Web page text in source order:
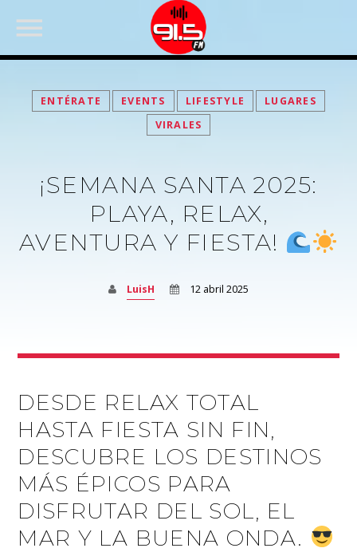
FACEBOOK
ENTÉRATE EVENTS LIFESTYLE
LUGARES
VIRALES
¡SEMANA SANTA 2025:
PLAYA, RELAX,
AVENTURA Y FIESTA!
LuisH 12 abril 2025
DESDE RELAX TOTAL
HASTA FIESTA SIN FIN,
DESCUBRE LOS DESTINOS
MÁS ÉPICOS PARA
DISFRUTAR DEL SOL, EL
MAR Y LA BUENA ONDA.